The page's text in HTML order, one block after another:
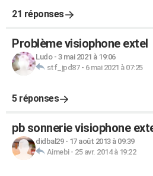
21 réponses
Problème visiophone extel
Ludo- 3 mai 2021 à 19:06
stf_jpd87- 6 mai 2021 à 07:25
5 réponses
pb sonnerie visiophone
didbal29- 17 août 2013 à 09:39
Aimebi- 25 avr. 2014 à 19:22